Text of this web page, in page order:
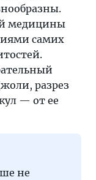
медицины
самих
разрез
— от ее
не